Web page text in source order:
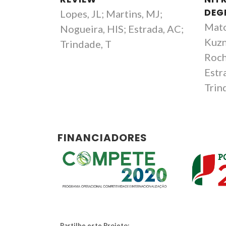
Helena Isabel Seguro
Lopes, JL; Martins, MJ;
Nogueira, HIS; Estrada, AC;
Trindade, T
FINANCIADORES